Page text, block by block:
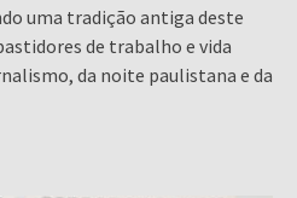
uma tradição antiga deste
de trabalho e vida
da noite paulistana e da